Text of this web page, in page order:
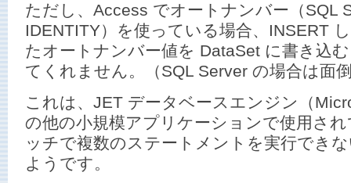
ただし、Access でオートナンバー（SQL
IDENTITY）を使っている場合、INSERT
たオートナンバー値を DataSet に書き込
てくれません。（SQL Server の場合は面
これは、JET データベースエンジン（
の他の小規模アプリケーションで使用さ
ッチで複数のステートメントを実行でき
ようです。